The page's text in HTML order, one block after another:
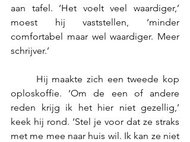
aan tafel. ‘Het voelt veel waardiger,’
moest hij vaststellen, ‘minder
comfortabel maar wel waardiger. Meer
schrijver.’
oploskoffie. ‘Om de een of andere
reden krijg ik het hier niet gezellig,’
keek hij rond. ‘Stel je voor dat ze straks
met me mee naar huis wil. Ik kan ze niet